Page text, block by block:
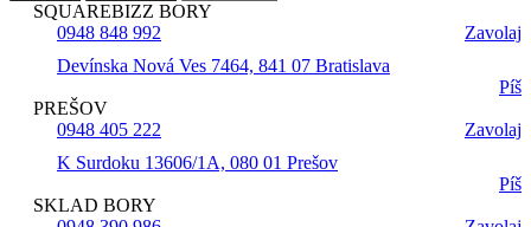
SQUAREBIZZ BORY
0948 848 992
Zavolaj
Devínska Nová Ves 7464, 841 07 Bratislava
Píš
PREŠOV
0948 405 222
Zavolaj
K Surdoku 13606/1A, 080 01 Prešov
Píš
SKLAD BORY